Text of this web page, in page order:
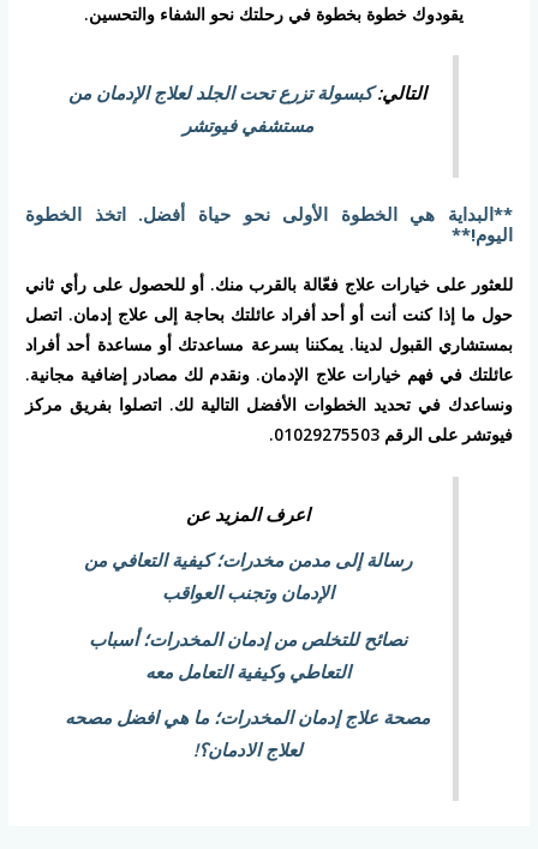
يقودوك خطوة بخطوة في رحلتك نحو الشفاء والتحسين.
التالي:كبسولة تزرع تحت الجلد لعلاج الإدمان من
مستشفي فيوتشر
**البداية هي الخطوة الأولى نحو حياة أفضل. اتخذ الخطوة
اليوم!**
للعثور على خيارات علاج فعّالة بالقرب منك. أو للحصول على رأي ثاني
حول ما إذا كنت أنت أو أحد أفراد عائلتك بحاجة إلى علاج إدمان. اتصل
بمستشاري القبول لدينا. يمكننا بسرعة مساعدتك أو مساعدة أحد أفراد
عائلتك في فهم خيارات علاج الإدمان. ونقدم لك مصادر إضافية مجانية.
ونساعدك في تحديد الخطوات الأفضل التالية لك. اتصلوا بفريق مركز
فيوتشر على الرقم 01029275503.
اعرف المزيد عن
رسالة إلى مدمن مخدرات؛ كيفية التعافي من
الإدمان وتجنب العواقب
نصائح للتخلص من إدمان المخدرات؛ أسباب
التعاطي وكيفية التعامل معه
مصحة علاج إدمان المخدرات؛ ما هي افضل مصحه
لعلاج الادمان؟!